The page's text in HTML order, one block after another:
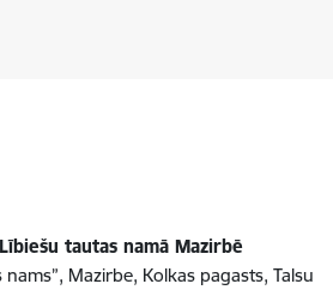
tautas namā Mazirbē
Mazirbe, Kolkas pagasts, Talsu